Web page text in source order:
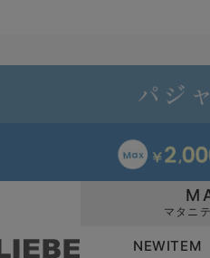
マタニ
NEWITEM